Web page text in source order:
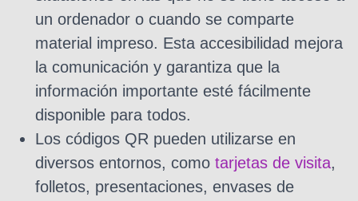
un ordenador o cuando se comparte
material impreso. Esta accesibilidad mejora
la comunicación y garantiza que la
información importante esté fácilmente
disponible para todos.
Los códigos QR pueden utilizarse en
diversos entornos, como tarjetas de visita,
folletos, presentaciones, envases de